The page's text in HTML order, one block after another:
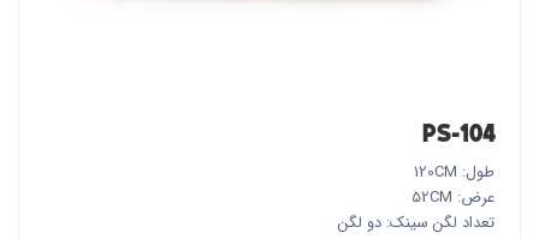
PS-104
طول: 120CM
عرض: 52CM
تعداد لگن سینک: دو لگن